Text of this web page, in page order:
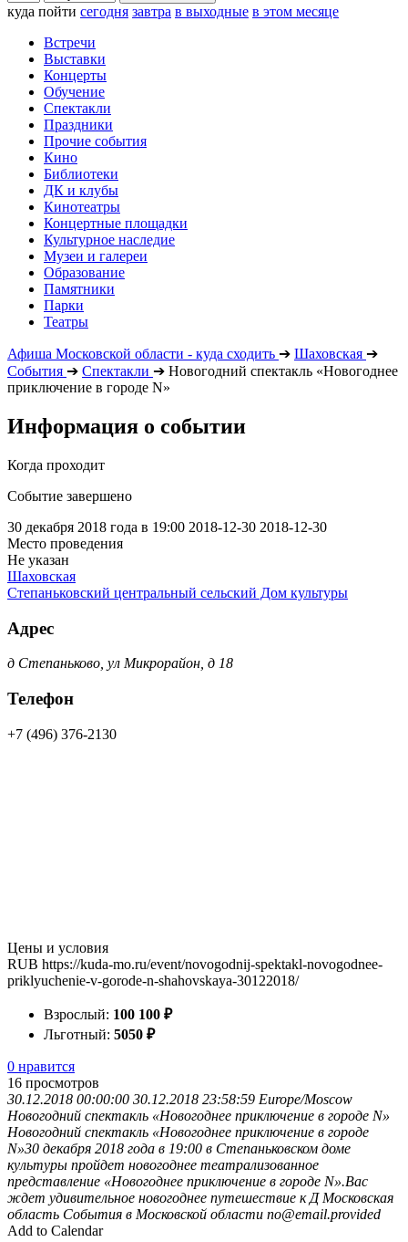
куда пойти сегодня завтра в выходные в этом месяце
Встречи
Выставки
Концерты
Обучение
Спектакли
Праздники
Прочие события
Кино
Библиотеки
ДК и клубы
Кинотеатры
Концертные площадки
Культурное наследие
Музеи и галереи
Образование
Памятники
Парки
Театры
Афиша Московской области - куда сходить ➔ Шаховская ➔
События ➔ Спектакли ➔ Новогодний спектакль «Новогоднее
приключение в городе N»
Информация о событии
Когда проходит
Событие завершено
30 декабря 2018 года в 19:00 2018-12-30 2018-12-30
Место проведения
Не указан
Шаховская
Степаньковский центральный сельский Дом культуры
Адрес
д Степаньково, ул Микрорайон, д 18
Телефон
+7 (496) 376-2130
Цены и условия
RUB https://kuda-mo.ru/event/novogodnij-spektakl-novogodnee-
priklyuchenie-v-gorode-n-shahovskaya-30122018/
Взрослый: 100 100 ₽
Льготный: 5050 ₽
0 нравится
16 просмотров
30.12.2018 00:00:00 30.12.2018 23:58:59 Europe/Moscow
Новогодний спектакль «Новогоднее приключение в городе N»
Новогодний спектакль «Новогоднее приключение в городе
N»30 декабря 2018 года в 19:00 в Степаньковском доме
культуры пройдет новогоднее театрализованное
представление «Новогоднее приключение в городе N».Вас
ждет удивительное новогоднее путешествие к Д Московская
область События в Московской области no@email.provided
Add to Calendar